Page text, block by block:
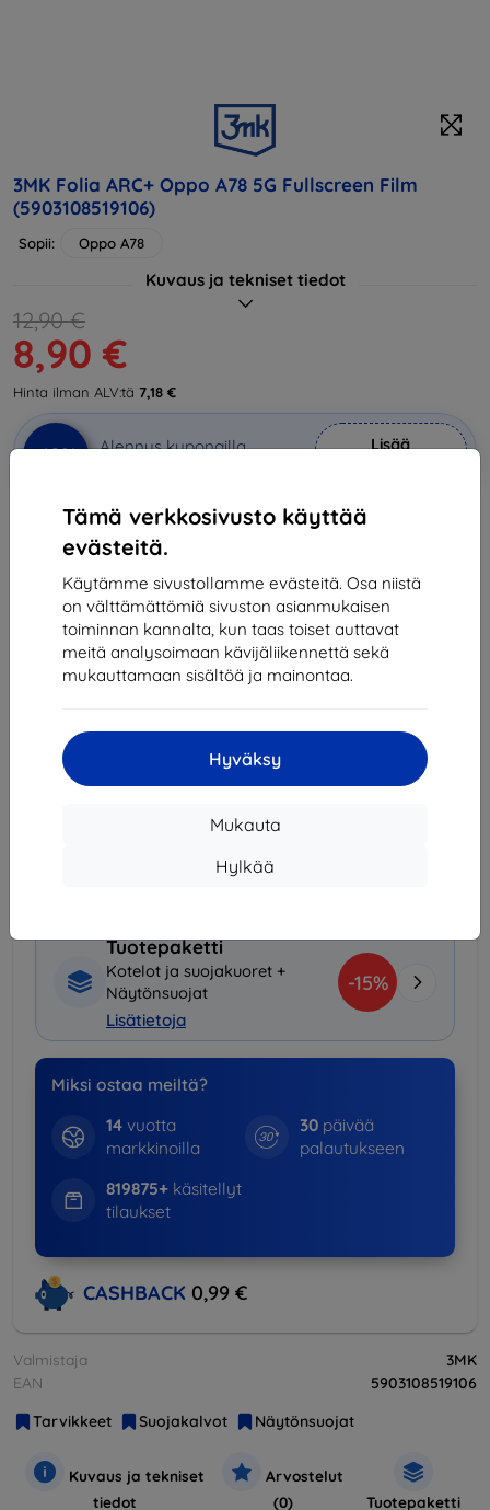
Tämä verkkosivusto käyttää
evästeitä.
Käytämme sivustollamme evästeitä. Osa niistä
on välttämättömiä sivuston asianmukaisen
toiminnan kannalta, kun taas toiset auttavat
meitä analysoimaan kävijäliikennettä sekä
mukauttamaan sisältöä ja mainontaa.
Hyväksy
Mukauta
Hylkää
3MK Folia ARC+ Oppo A78 5G Fullscreen Film
(5903108519106)
Sopii: Oppo A78
Kuvaus ja tekniset tiedot
12,90 €
8,90 €
Hinta ilman ALV:tä 7,18 €
-10%
Alennus kupongilla
Lisää
Viimeinen kappale varastossa
- +
Lisää ostoskoriin
2kpl
8,90 €/kpl
3kpl+
15% 8,41 €/kpl
7,90 € (Ilmainen alkaen 200,00
Tuotepaketti
Kotelot ja suojakuoret +
Näytönsuojat
Lisätietoja
-15%
Miksi ostaa meiltä?
14vuotta
markkinoilla
30 päivää
palautukseen
819875+käsitellyt
tilaukset
CASHBACK 0,99 €
Valmistaja
3MK
EAN
5903108519106
Tarvikkeet
Suojakalvot Näytönsuojat
Kuvaus ja tekniset
tiedot
Arvostelut
(0)
Tuotepaketti